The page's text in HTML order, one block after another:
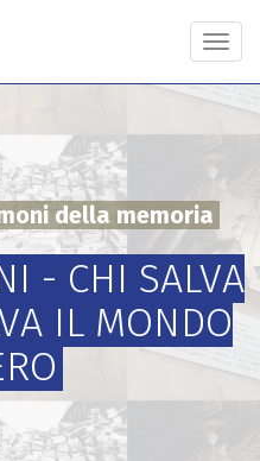
della memoria
- CHI SALVA
IL MONDO